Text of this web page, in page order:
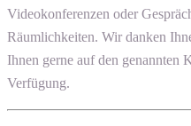
Videokonferenzen oder
Räumlichkeiten. Wir danken
Ihnen gerne auf den genannten
Verfügung.